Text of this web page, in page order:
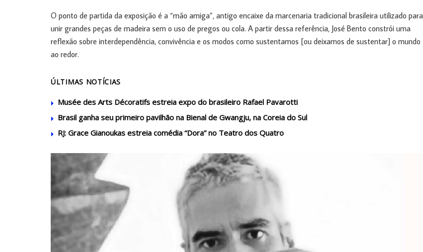
O ponto de partida da exposição é a “mão amiga”, antigo encaixe da marcenaria tradicional brasileira utilizado para
unir grandes peças de madeira sem o uso de pregos ou cola. A partir dessa referência, José Bento constrói uma
reflexão sobre interdependência, convivência e os modos como sustentamos [ou deixamos de sustentar] o mundo
ao redor.
ÚLTIMAS NOTÍCIAS
Musée des Arts Décoratifs estreia expo do brasileiro Rafael Pavarotti
Brasil ganha seu primeiro pavilhão na Bienal de Gwangju, na Coreia do Sul
RJ: Grace Gianoukas estreia comédia “Dora” no Teatro dos Quatro